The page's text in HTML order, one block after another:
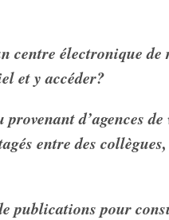
centre électronique de
et y accéder?
d’agences
entre des
publications pour